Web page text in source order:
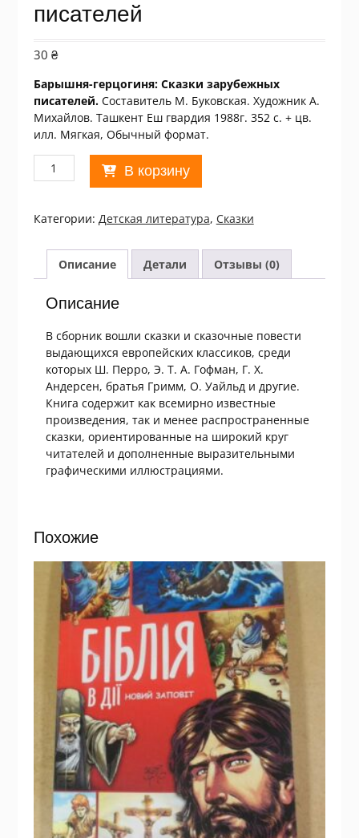
писателей
30 ₴
Барышня-герцогиня: Сказки зарубежных
писателей. Составитель М. Буковская. Художник А.
Михайлов. Ташкент Еш гвардия 1988г. 352 с. + цв.
илл. Мягкая, Обычный формат.
Количество
товара
герцогиня:
зарубежных
писателей
В корзину
Категории: Детская литература, Сказки
Описание Детали Отзывы (0)
Описание
В сборник вошли сказки и сказочные повести
выдающихся европейских классиков, среди
которых Ш. Перро, Э. Т. А. Гофман, Г. Х.
Андерсен, братья Гримм, О. Уайльд и другие.
Книга содержит как всемирно известные
произведения, так и менее распространенные
сказки, ориентированные на широкий круг
читателей и дополненные выразительными
графическими иллюстрациями.
Похожие